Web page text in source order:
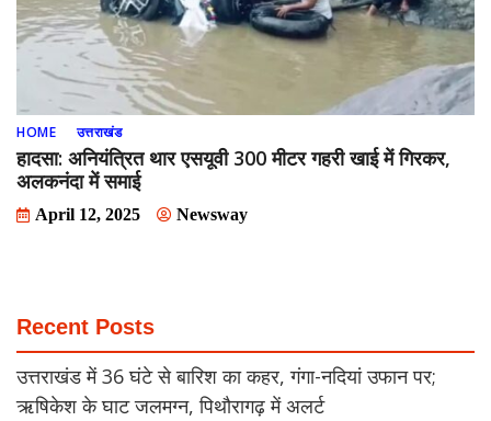
HOME उत्तराखंड
हादसा: अनियंत्रित थार एसयूवी 300 मीटर गहरी खाई में गिरकर,
अलकनंदा में समाई
April 12, 2025 Newsway
Recent Posts
उत्तराखंड में 36 घंटे से बारिश का कहर, गंगा-नदियां उफान पर;
ऋषिकेश के घाट जलमग्न, पिथौरागढ़ में अलर्ट